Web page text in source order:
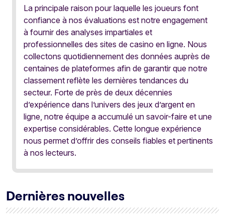
La principale raison pour laquelle les joueurs font
confiance à nos évaluations est notre engagement
à fournir des analyses impartiales et
professionnelles des sites de casino en ligne. Nous
collectons quotidiennement des données auprès de
centaines de plateformes afin de garantir que notre
classement reflète les dernières tendances du
secteur. Forte de près de deux décennies
d’expérience dans l’univers des jeux d’argent en
ligne, notre équipe a accumulé un savoir-faire et une
expertise considérables. Cette longue expérience
nous permet d’offrir des conseils fiables et pertinents
à nos lecteurs.
Dernières nouvelles